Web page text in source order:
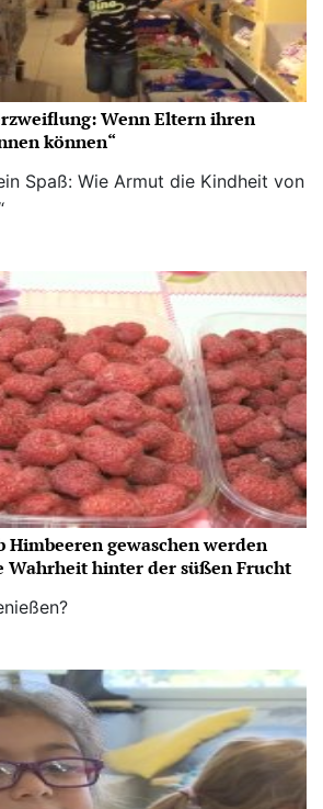
Wenn Eltern ihren
können“
Spaß: Wie Armut die Kindheit von
Himbeeren gewaschen werden
Wahrheit hinter der süßen Frucht